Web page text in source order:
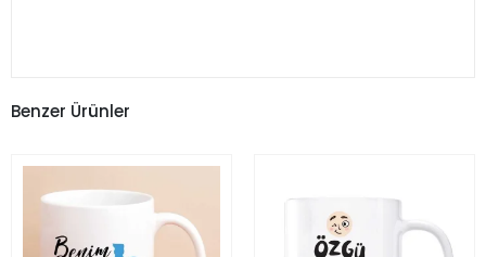
Benzer Ürünler